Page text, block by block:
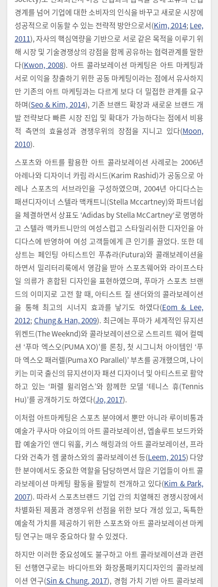
경계를 넘어 기업에 대한 소비자의 인식을 바꾸고 새로운 시장에
성공적으로 이동할 수 있는 전략적 방안으로서(Kim, 2014; Lee,
2011), 자사의 핵심역량을 기반으로 서로 같은 목적을 이루기 위
해 시장 및 기술경쟁상의 강점을 함께 공유하는 협력관계를 말한
다(Kwon, 2008). 아트 콜라보레이션 마케팅은 아트 마케팅과
서로 이익을 창출하기 위한 공동 마케팅이라는 점에서 유사하지
만 기존의 아트 마케팅과는 다르게 보다 더 밀접한 관계를 요구
하며(Seo & Kim, 2014), 기존 브랜드 확장과 새로운 브랜드 개
발 전략보다 빠른 시장 진입 및 확대가 가능하다는 점에서 비용
적 측면의 효율성과 경쟁우위의 장점을 지니고 있다(Moon,
2010).
스포츠와 아트를 활용한 아트 콜라보레이션 사례로는 2006년
아레나와 디자이너 카림 라시드(Karim Rashid)가 공동으로 아
레나 스포츠의 서브라인을 구성하였으며, 2004년 아디다스는
패션디자이너 스텔라 맥캐트니(Stella Mccartney)와 파트너쉽
을 체결하면서 상표도 ‘Adidas by Stella McCartney‘로 명명하
고 스텔라 맥카트니만의 여성스럽고 스타일리쉬한 디자인을 아
디다스에 반영하여 여성 고객들에게 큰 인기를 끌었다. 또한 데
상트는 페인팅 아티스트인 푸츄라(Futura)와 콜래보레이션을
하면서 밀리터리룩에서 영감을 받아 스포츠웨어와 라이프스타
일 의류가 혼합된 디자인을 표현하였으며, 푸마가 스포츠 브랜
드의 이미지로 고전 할 때, 아티스트 질 샌더와의 콜라보레이션
을 통해 최고의 시너지 효과를 낳기도 하였다(Eom & Lee,
2012; Chung & Han, 2009). 최근에는 푸마가 세계적인 뮤지션
위켄드(The Weeknd)와 콜라보레이션으로 스트리트 웨어 컬렉
션 ‘푸마 엑스오(PUMA XO)’를 론칭, 첫 시그니처 아이템인 ‘푸
마 엑스오 패러렐(Puma XO Parallel)’ 부츠를 공개했으며, 나이
키는 미국 출신의 뮤지션이자 패션 디자이너 및 아티스트로 활약
하고 있는 ‘퍼렐 윌리엄스’와 함께한 모델 ‘테니스 휴(Tennis
Hu)’를 공개하기도 하였다(Jo, 2017).
이처럼 아트마케팅은 스포츠 분야에서 뿐만 아니라 루이비통과
예술가 쿠사마 야요이의 아트 콜라보레이션, 엡솔루트 보드카와
팝 예술가인 앤디 워홀, 키스 해링과의 아트 콜라보레이션, 프라
다와 건축가 렘 쿨하스와의 콜라보레이션 등(Leem, 2015) 다양
한 분야에서도 중요한 역할을 담당하면서 많은 기업들이 아트 콜
라보레이션 마케팅 활동을 활발히 전개하고 있다(Kim & Park,
2007). 따라서 스포츠브랜드 기업 간의 치열해진 경쟁시장에서
차별화된 제품과 경쟁우위 선점을 위한 보다 개성 있고, 독특한
예술적 가치를 제공하기 위한 스포츠와 아트 콜라보레이션 마케
팅 연구는 매우 중요하다 할 수 있겠다.
하지만 이러한 중요성에도 불구하고 아트 콜라보레이션과 관련
된 선행연구로는 바디아트와 화장품패키지디자인의 콜라보레
이션 연구(Sin & Chung, 2017), 경험 가치 기반 아트 콜라보레